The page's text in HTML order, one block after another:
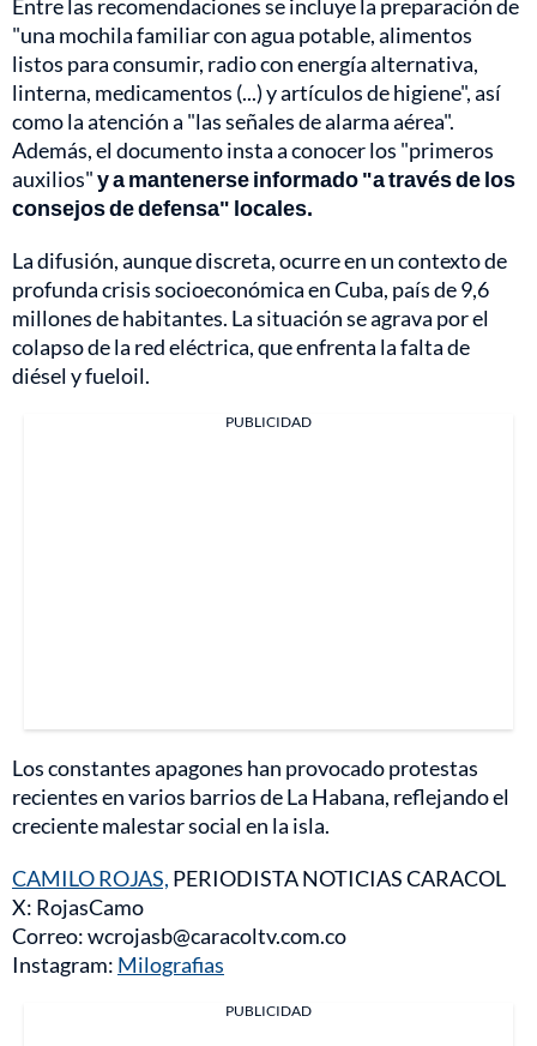
Entre las recomendaciones se incluye la preparación de
"una mochila familiar con agua potable, alimentos
listos para consumir, radio con energía alternativa,
linterna, medicamentos (...) y artículos de higiene", así
como la atención a "las señales de alarma aérea".
Además, el documento insta a conocer los "primeros
auxilios"y a mantenerse informado "a través de los
consejos de defensa" locales.
La difusión, aunque discreta, ocurre en un contexto de
profunda crisis socioeconómica en Cuba, país de 9,6
millones de habitantes. La situación se agrava por el
colapso de la red eléctrica, que enfrenta la falta de
diésel y fueloil.
PUBLICIDAD
Los constantes apagones han provocado protestas
recientes en varios barrios de La Habana, reflejando el
creciente malestar social en la isla.
CAMILO ROJAS, PERIODISTA NOTICIAS CARACOL
X: RojasCamo
Correo: wcrojasb@caracoltv.com.co
Instagram: Milografias
PUBLICIDAD